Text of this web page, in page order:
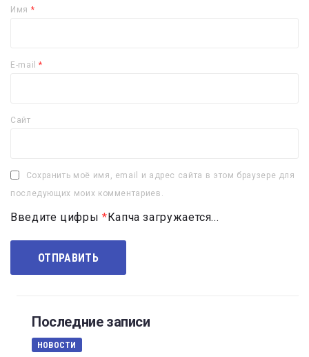
Имя *
E-mail*
Сайт
Сохранить моё имя, email и адрес сайта в этом браузере для
последующих моих комментариев.
Введите цифры *Капча загружается...
Последние записи
НОВОСТИ